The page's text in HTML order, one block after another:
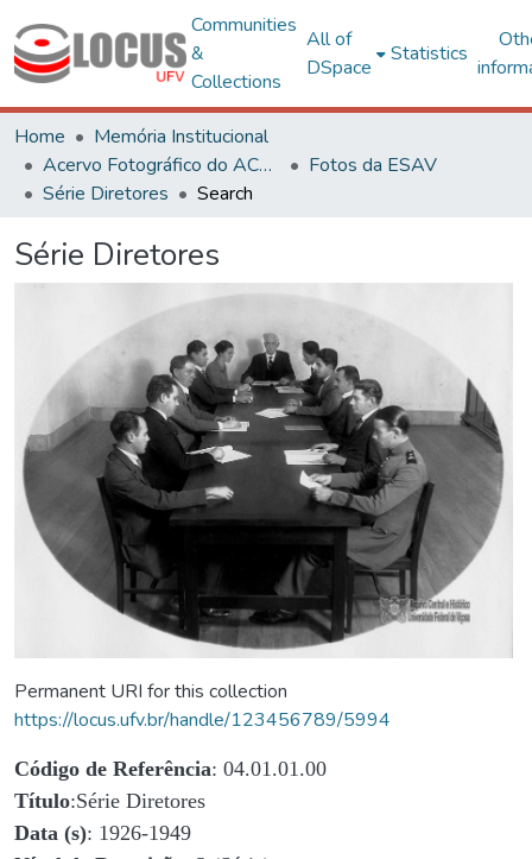
Communities
&
Collections
All of
DSpace
Statistics
Home
Memória Institucional
Acervo Fotográfico do ACH-UFV
Fotos da ESAV
Série Diretores
Search
Série Diretores
Permanent URI for this collection
https://locus.ufv.br/handle/123456789/5994
Código de Referência: 04.01.01.00
Título:Série Diretores
Data (s): 1926-1949